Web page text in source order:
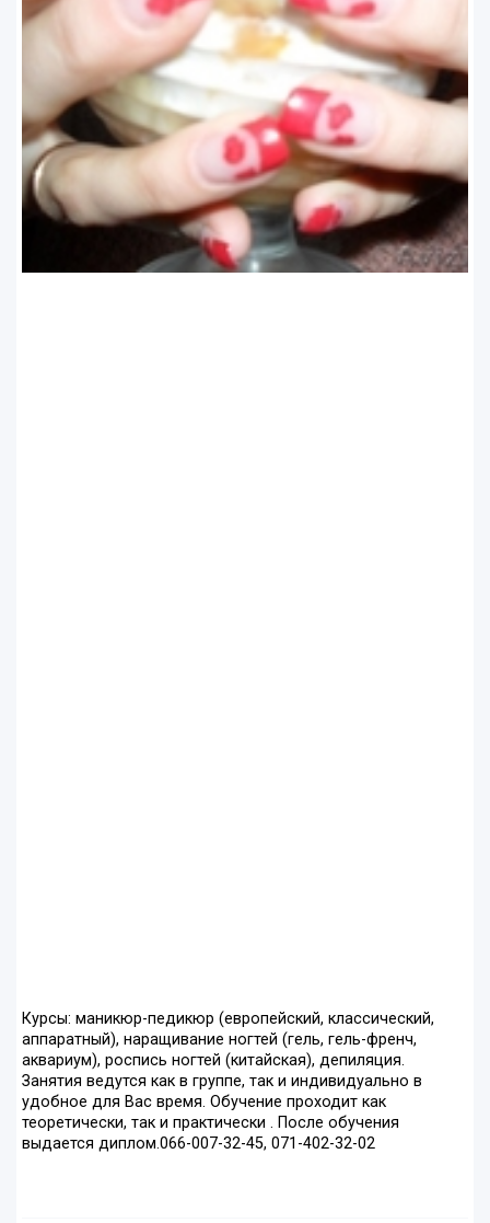
Курсы: маникюр-педикюр (европейский, классический,
аппаратный), наращивание ногтей (гель, гель-френч,
аквариум), роспись ногтей (китайская), депиляция.
Занятия ведутся как в группе, так и индивидуально в
удобное для Вас время. Обучение проходит как
теоретически, так и практически . После обучения
выдается диплом.066-007-32-45, 071-402-32-02